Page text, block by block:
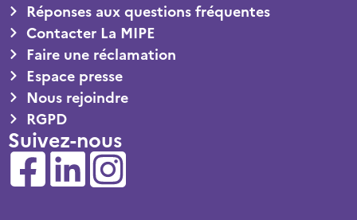
Réponses aux questions fréquentes
Contacter La MIPE
Faire une réclamation
Espace presse
Nous rejoindre
RGPD
Suivez-nous